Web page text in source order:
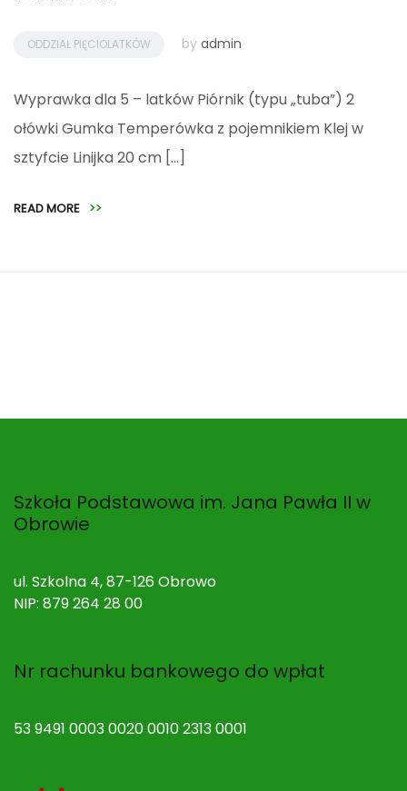
ODDZIAŁ PIĘCIOLATKÓW by admin
Wyprawka dla 5 – latków Piórnik (typu „tuba”) 2
ołówki Gumka Temperówka z pojemnikiem Klej w
sztyfcie Linijka 20 cm […]
READ MORE >>
Szkoła Podstawowa im. Jana Pawła II w
Obrowie
ul. Szkolna 4, 87-126 Obrowo
NIP: 879 264 28 00
Nr rachunku bankowego do wpłat
53 9491 0003 0020 0010 2313 0001